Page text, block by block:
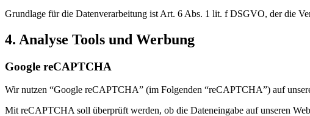
Grundlage für die Datenverarbeitung ist Art. 6 Abs. 1 lit. f DSGVO, der die
4. Analyse Tools und Werbung
Google reCAPTCHA
Wir nutzen “Google reCAPTCHA” (im Folgenden “reCAPTCHA”) auf
Mit reCAPTCHA soll überprüft werden, ob die Dateneingabe auf unseren